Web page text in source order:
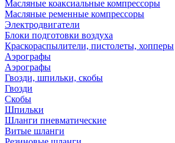
Масляные коаксиальные компрессоры
Масляные ременные компрессоры
Электродвигатели
Блоки подготовки воздуха
Краскораспылители, пистолеты, хопперы
Аэрографы
Аэрографы
Гвозди, шпильки, скобы
Гвозди
Скобы
Шпильки
Шланги пневматические
Витые шланги